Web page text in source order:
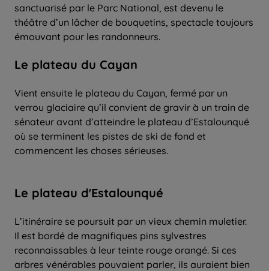
sanctuarisé par le Parc National, est devenu le
théâtre d’un lâcher de bouquetins, spectacle toujours
émouvant pour les randonneurs.
Le plateau du Cayan
Vient ensuite le plateau du Cayan, fermé par un
verrou glaciaire qu’il convient de gravir à un train de
sénateur avant d’atteindre le plateau d’Estalounqué
où se terminent les pistes de ski de fond et
commencent les choses sérieuses.
Le plateau d'Estalounqué
L’itinéraire se poursuit par un vieux chemin muletier.
Il est bordé de magnifiques pins sylvestres
reconnaissables à leur teinte rouge orangé. Si ces
arbres vénérables pouvaient parler, ils auraient bien